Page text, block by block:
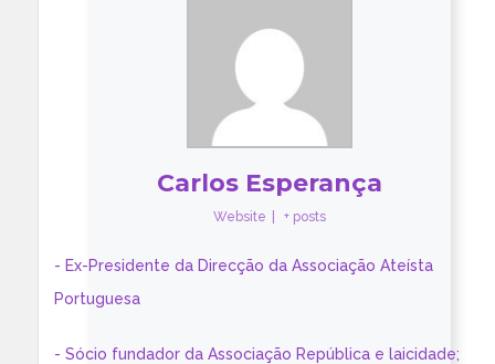
Carlos Esperança
Website + posts
- Ex-Presidente da Direcção da Associação Ateísta
Portuguesa
- Sócio fundador da Associação República e laicidade;